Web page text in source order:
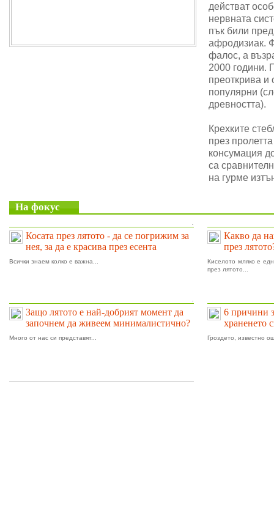
действат
нервната
пък били
афродизиак.
фалос, а
2000 години.
преоткрива и
популярни
древността).
Крехките
през
консумация
са
на гурме
На фокус
Косата през лятото - да се погрижим за
нея, за да е красива през есента
Всички знаем колко е важна...
Какво да
през
Киселото мляко е
през лятото...
Защо лятото е най-добрият момент да
започнем да живеем минималистично?
Много от нас си представят...
6 причини
храненето
Гроздето, известно